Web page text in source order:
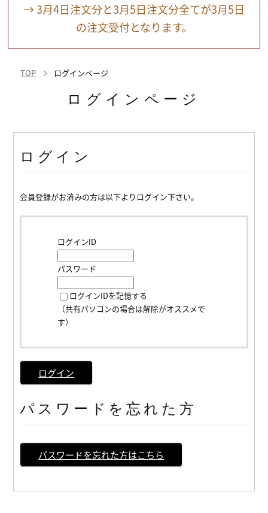
→ 3月4日注文分と3月5日注文分全てが3月5日
の注文受付となります。
TOP ログインページ
ログインページ
ログイン
会員登録がお済みの方は以下よりログイン下さい。
ログインID
パスワード
ログインIDを記憶する
（共有パソコンの場合は解除がオススメで
す）
ログイン
パスワードを忘れた方
パスワードを忘れた方はこちら